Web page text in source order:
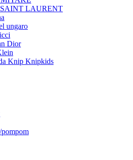
LAURENT
ungaro
Dior
Knip Knipkids